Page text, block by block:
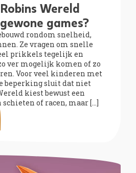
Wereld
games?
rondom snelheid,
Ze vragen om snelle
prikkels tegelijk en
ver mogelijk komen of zo
Voor veel kinderen met
beperking sluit dat niet
kiest bewust een
schieten of racen, maar […]